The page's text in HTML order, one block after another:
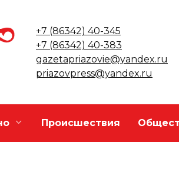
+7 (86342) 40-345
+7 (86342) 40-383
gazetapriazovie@yandex.ru
priazovpress@yandex.ru
Происшествия